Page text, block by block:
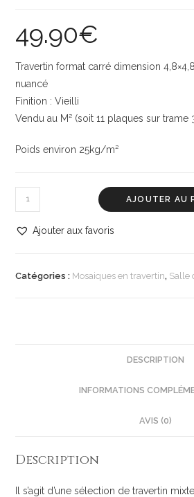
49.90€
Travertin format carré dimension
nuancé
Finition : Vieilli
Vendu au M² (soit 11 plaques sur trame
Poids environ 25kg/m²
AJOUTER AU
Ajouter aux favoris
Catégories : Mosaiques en travertin, Salle
DESCRIPTION
INFORMATIONS
AVIS (0)
Description
Il s’agit d’une sélection de travertin